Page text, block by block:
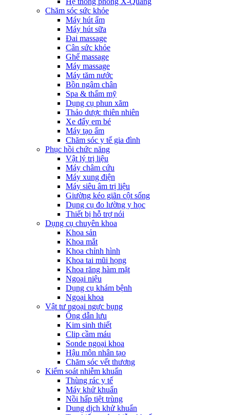
Chăm sóc sức khỏe
Máy hút ẩm
Máy hút sữa
Đai massage
Cân sức khỏe
Ghế massage
Máy massage
Máy tăm nước
Bồn ngâm chân
Spa & thẩm mỹ
Dụng cụ phun xăm
Thảo dược thiên nhiên
Xe đẩy em bé
Máy tạo ẩm
Chăm sóc y tế gia đình
Phục hồi chức năng
Vật lý trị liệu
Máy châm cứu
Máy xung điện
Máy siêu âm trị liệu
Giường kéo giãn cột sống
Dụng cụ đo lường y học
Thiết bị hỗ trợ nói
Dụng cụ chuyên khoa
Khoa sản
Khoa mắt
Khoa chỉnh hình
Khoa tai mũi họng
Khoa răng hàm mặt
Ngoại niệu
Dụng cụ khám bệnh
Ngoại khoa
Vật tư ngoại ngực bụng
Ống dẫn lưu
Kim sinh thiết
Clip cầm máu
Sonde ngoại khoa
Hậu môn nhân tạo
Chăm sóc vết thương
Kiểm soát nhiễm khuẩn
Thùng rác y tế
Máy khử khuẩn
Nồi hấp tiệt trùng
Dung dịch khử khuẩn